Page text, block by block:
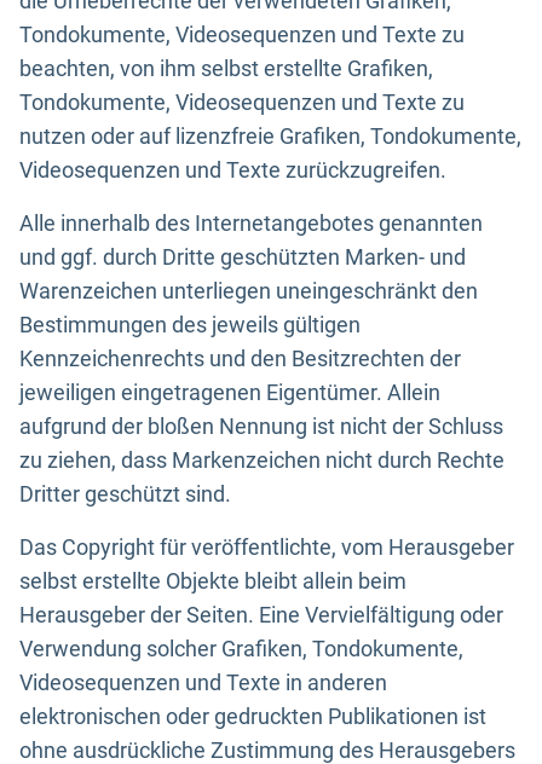
Tondokumente, Videosequenzen und Texte zu
beachten, von ihm selbst erstellte Grafiken,
Tondokumente, Videosequenzen und Texte zu
nutzen oder auf lizenzfreie Grafiken, Tondokumente,
Videosequenzen und Texte zurückzugreifen.
Alle innerhalb des Internetangebotes genannten
und ggf. durch Dritte geschützten Marken- und
Warenzeichen unterliegen uneingeschränkt den
Bestimmungen des jeweils gültigen
Kennzeichenrechts und den Besitzrechten der
jeweiligen eingetragenen Eigentümer. Allein
aufgrund der bloßen Nennung ist nicht der Schluss
zu ziehen, dass Markenzeichen nicht durch Rechte
Dritter geschützt sind.
Das Copyright für veröffentlichte, vom Herausgeber
selbst erstellte Objekte bleibt allein beim
Herausgeber der Seiten. Eine Vervielfältigung oder
Verwendung solcher Grafiken, Tondokumente,
Videosequenzen und Texte in anderen
elektronischen oder gedruckten Publikationen ist
ohne ausdrückliche Zustimmung des Herausgebers